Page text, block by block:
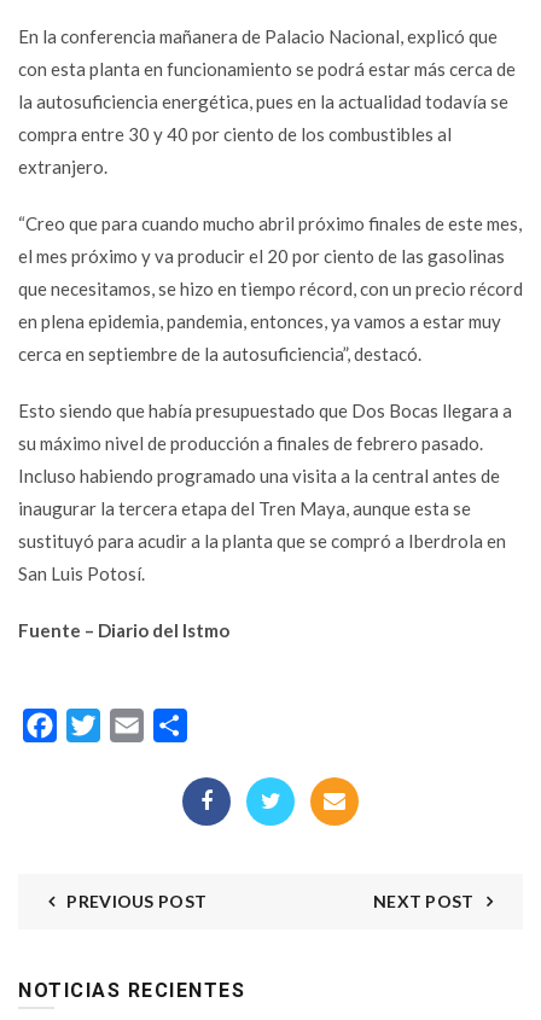
En la conferencia mañanera de Palacio Nacional, explicó que
con esta planta en funcionamiento se podrá estar más cerca de
la autosuficiencia energética, pues en la actualidad todavía se
compra entre 30 y 40 por ciento de los combustibles al
extranjero.
“Creo que para cuando mucho abril próximo finales de este mes,
el mes próximo y va producir el 20 por ciento de las gasolinas
que necesitamos, se hizo en tiempo récord, con un precio récord
en plena epidemia, pandemia, entonces, ya vamos a estar muy
cerca en septiembre de la autosuficiencia”, destacó.
Esto siendo que había presupuestado que Dos Bocas llegara a
su máximo nivel de producción a finales de febrero pasado.
Incluso habiendo programado una visita a la central antes de
inaugurar la tercera etapa del Tren Maya, aunque esta se
sustituyó para acudir a la planta que se compró a Iberdrola en
San Luis Potosí.
Fuente – Diario del Istmo
FacebookTwitterEmail
PREVIOUS POST NEXT POST
NOTICIAS RECIENTES